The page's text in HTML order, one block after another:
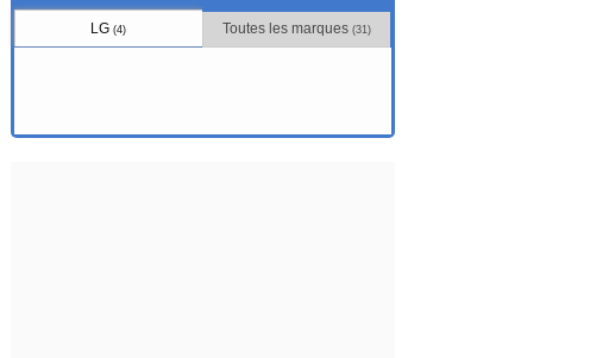
LG(4) Toutes les marques (31)